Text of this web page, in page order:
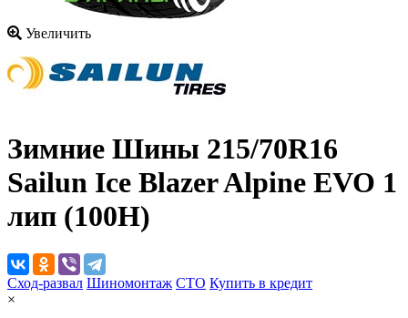
Увеличить
Зимние Шины 215/70R16
Sailun Ice Blazer Alpine EVO 1
лип (100H)
Сход-развал Шиномонтаж CTO Купить в кредит
×